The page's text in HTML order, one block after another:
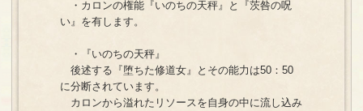
・カロンの権能『いのちの天秤』と『茨咎の呪
い』を有します。
・『いのちの天秤』
後述する『堕ちた修道女』とその能力は50：50
に分断されています。
カロンから溢れたリソースを自身の中に流し込み